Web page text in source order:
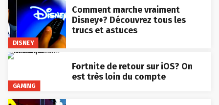
DISNEY
Comment marche vraiment
Disney+? Découvrez tous les
trucs et astuces
GAMING
Fortnite de retour sur iOS? On
est très loin du compte